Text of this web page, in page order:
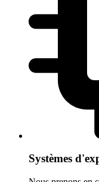
Systèmes